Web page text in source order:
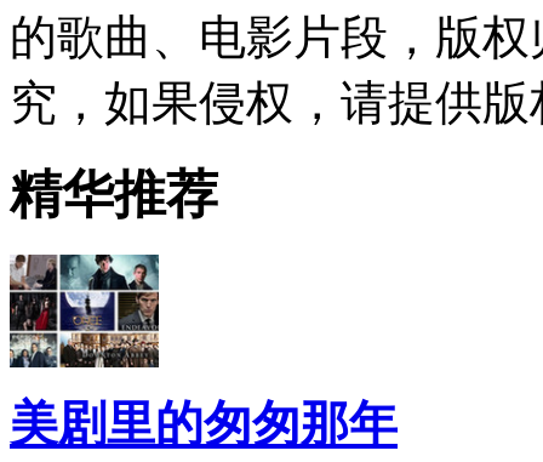
的歌曲、电影片段，版
究，如果侵权，请提供
精华推荐
美剧里的匆匆那年